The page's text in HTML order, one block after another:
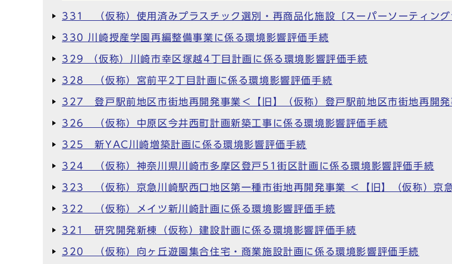
331 （仮称）使用済みプラスチック選別・再商品化施設〔スーパーソーティン
330 川崎授産学園再編整備事業に係る環境影響評価手続
329 （仮称）川崎市幸区塚越4丁目計画に係る環境影響評価手続
328 （仮称）宮前平2丁目計画に係る環境影響評価手続
327 登戸駅前地区市街地再開発事業＜【旧】（仮称）登戸駅前地区市街地再開発
326 （仮称）中原区今井西町計画新築工事に係る環境影響評価手続
325 新YAC川崎増築計画に係る環境影響評価手続
324 （仮称）神奈川県川崎市多摩区登戸51街区計画に係る環境影響評価手続
323 （仮称）京急川崎駅西口地区第一種市街地再開発事業 ＜【旧】（仮称）京
322 （仮称）メイツ新川崎計画に係る環境影響評価手続
321 研究開発新棟（仮称）建設計画に係る環境影響評価手続
320 （仮称）向ヶ丘遊園集合住宅・商業施設計画に係る環境影響評価手続